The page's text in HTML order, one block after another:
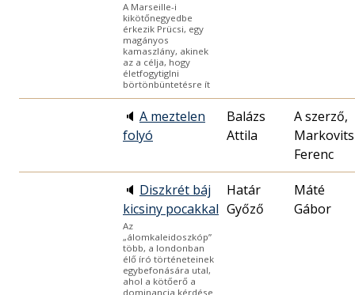
A Marseille-i
kikötőnegyedbe
érkezik Prücsi, egy
magányos
kamaszlány, akinek
az a célja, hogy
életfogytiglni
börtönbüntetésre ít
🔈 A meztelen
folyó
Balázs
Attila
A szerző,
Markovits
Ferenc
🔈 Diszkrét báj
kicsiny pocakkal
Az
„álomkaleidoszkóp”
több, a londonban
élő író történeteinek
egybefonására utal,
ahol a kötőerő a
dominancia kérdése
Határ
Győző
Máté
Gábor